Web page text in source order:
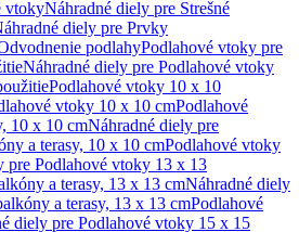
vtokyNáhradné diely pre Strešné
diely pre Prvky
podlahyPodlahové vtoky pre
Náhradné diely pre Podlahové vtoky
Podlahové vtoky 10 x 10
vtoky 10 x 10 cmPodlahové
10 x 10 cmNáhradné diely pre
a terasy, 10 x 10 cmPodlahové vtoky
pre Podlahové vtoky 13 x 13
a terasy, 13 x 13 cmNáhradné diely
a terasy, 13 x 13 cmPodlahové
diely pre Podlahové vtoky 15 x 15